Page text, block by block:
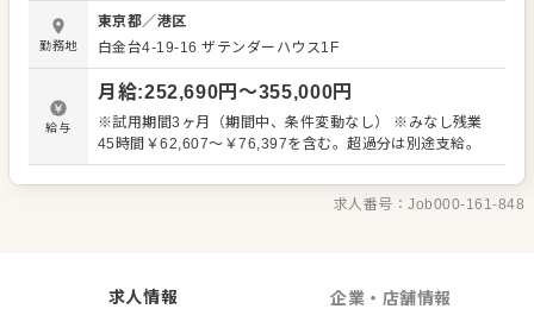
善なども大歓迎です。 【具体的には…】 ・仕込みから盛り
付けまでの調理全般 ・仕入れや在庫管理などキッチンの管
理業務 ・まかないづくり ・後輩スタッフやアルバイトスタ
ッフの教育 ・洗浄や清掃など衛生管理 ・料理長の補助 ・
新メニュー提案 など 入社後はスキルに合わせた業務からお
任せしますので、徐々に仕事の幅を広げていきましょう。
成長をしっかりサポートしますので、経験に関わらず安心
などもめざせます。
勤務地
東京都／港区
白金台4-19-16 ザテンダーハウス1F
給与
月給:252,690円〜355,000円
※試用期間3ヶ月（期間中、条件変動なし） ※みなし残業
45時間￥62,607～￥76,397を含む。超過分は別途支給。
求人番号：Job000-161-848
求人情報 企業・店舗情報